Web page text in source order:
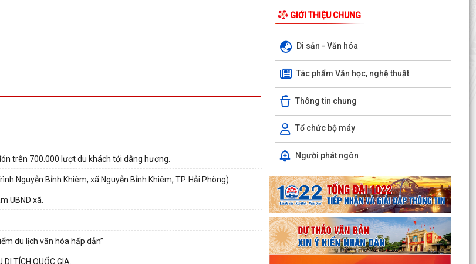
trên 700.000 lượt du khách tới dâng hương.
Nguyễn Bỉnh Khiêm, xã Nguyễn Bỉnh Khiêm, TP. Hải Phòng)
UBND xã.
du lịch văn hóa hấp dẫn”
TÍCH QUỐC GIA.
GIỚI THIỆU CHUNG
Di sản - Văn hóa
Tác phẩm Văn học, nghệ thuật
Thông tin chung
Tổ chức bộ máy
Người phát ngôn
ỦY BAN NHÂN DÂN XÃ NGUYỄN BỈNH KHIÊM
TUYÊN TRUYỀN, HƯỚNG DẪN NGƯỜI DÂN
CHUYỂN ĐỔI THIẾT BỊ, SIM...
KẾ HOẠCH Triển khai tuyển chọn thực tập sinh
nữ đi thực tập kỹ thuật tại Nhật Bản Đợt II năm
2026
Kỷ niệm 79 năm Ngày Thương binh - Liệt sĩ (27-